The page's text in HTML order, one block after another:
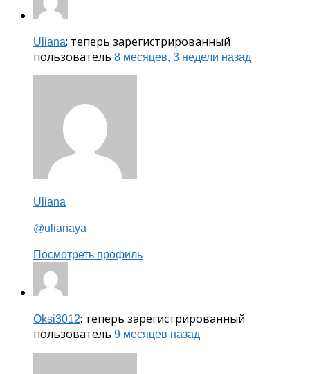
Uliana: теперь зарегистрированный
пользователь 8 месяцев, 3 недели назад
Uliana
@ulianaya
Посмотреть профиль
Oksi3012: теперь зарегистрированный
пользователь 9 месяцев назад